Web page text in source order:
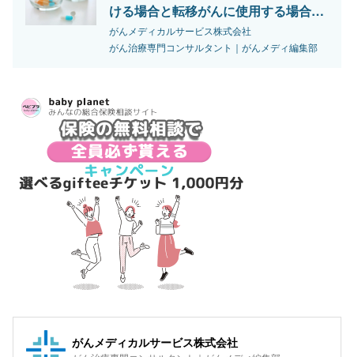
ける場合と転移がんに使用する場合の
違い
がんメディカルサービス株式会社
がん治療専門コンサルタント｜がんメディ編集部
がんメディカルサービス株式会社